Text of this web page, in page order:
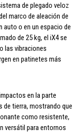
de plegado veloz
marco de aleación de
auto o en un espacio de
de 25 kg, el iX4 se
las vibraciones
en patinetes más
en la parte
de tierra, mostrando que
como resistente,
versátil para entornos